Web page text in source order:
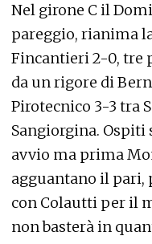
Nel girone C il
pareggio, rianima
Fincantieri 2-0,
da un rigore di
Pirotecnico 3-3 tra
Sangiorgina.
avvio ma prima
agguantano il pari,
con Colautti per il
non basterà in